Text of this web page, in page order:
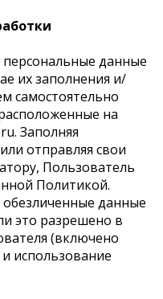
данные
их заполнения и/
самостоятельно
на
Заполняя
отправляя свои
Пользователь
Политикой.
данные
это разрешено в
(включено
использование